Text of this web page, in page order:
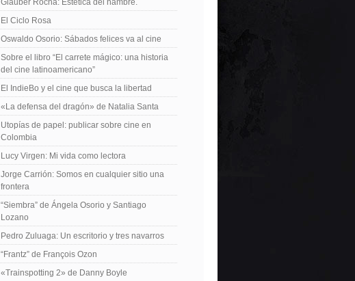
Glauber Rocha: Estética del hambre.
El Ciclo Rosa
Oswaldo Osorio: Sábados felices va al cine
Sobre el libro “El carrete mágico: una historia
del cine latinoamericano”
El IndieBo y el cine que busca la libertad
«La defensa del dragón» de Natalia Santa
Utopías de papel: publicar sobre cine en
Colombia
Lucy Virgen: Mi vida como lectora
Jorge Carrión: Somos en cualquier sitio una
frontera
“Siembra” de Ángela Osorio y Santiago
Lozano
Pedro Zuluaga: Un escritorio y tres navarros
“Frantz” de François Ozon
«Trainspotting 2» de Danny Boyle